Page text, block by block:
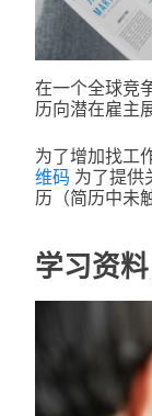
在一个全球竞
历向潜在雇主
为了增加找工
维码 为了提供
历（简历中未
学习资